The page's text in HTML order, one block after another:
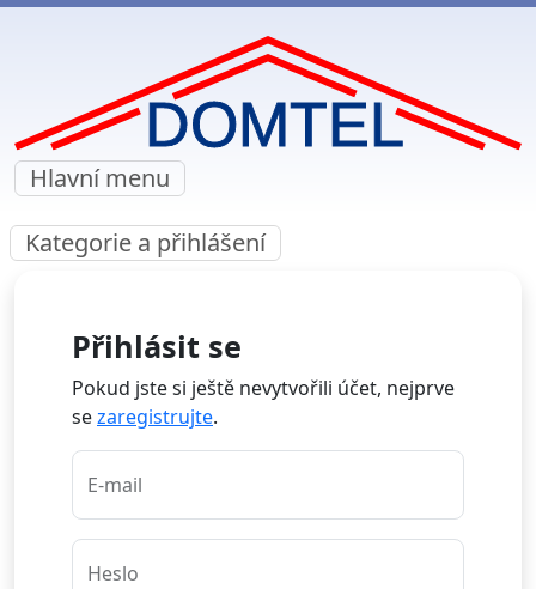
Hlavní menu
Kategorie a přihlášení
Přihlásit se
Pokud jste si ještě nevytvořili účet, nejprve
sezaregistrujte.
E-mail
Heslo